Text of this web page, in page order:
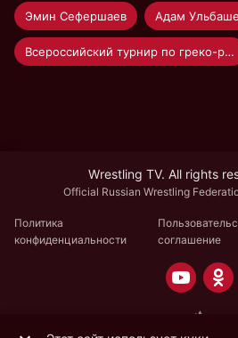
Эмин Сефершаев Адам
Всероссийский турнир по греко-римской борьбе "Единство"
Wrestling TV. All rights
Official Russian Wrestling
Политика
конфиденциальности
соглашение